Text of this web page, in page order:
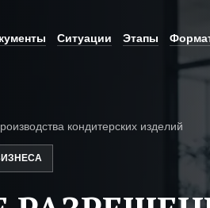
Ситуации Этапы
кондитерских изделий